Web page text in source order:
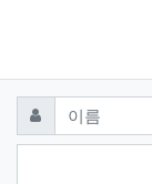
댓글쓰기
이름 필수